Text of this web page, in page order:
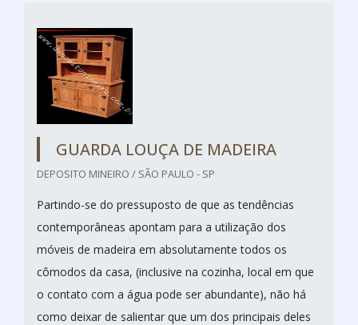
GUARDA LOUÇA DE MADEIRA
DEPOSITO MINEIRO / SÃO PAULO - SP
Partindo-se do pressuposto de que as tendências
contemporâneas apontam para a utilização dos
móveis de madeira em absolutamente todos os
cômodos da casa, (inclusive na cozinha, local em que
o contato com a água pode ser abundante), não há
como deixar de salientar que um dos principais deles